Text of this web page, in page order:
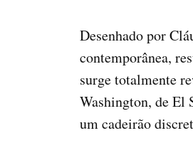
Desenhado por
contemporânea,
surge totalmente
Washington, de El
um cadeirão